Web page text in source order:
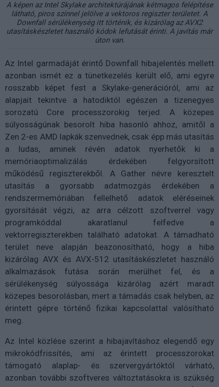
A képen az Intel Skylake architektúrájának kétmagos felépítése
látható, piros színnel jelölve a vektoros regiszter területet. A
Downfall sérülékenység itt történik, és kizárólag az AVX2
utasításkészletet használó kódok lefutását érinti. A javítás már
úton van.
Az Intel garmadáját érintő Downfall hibajelentés mellett
azonban ismét ez a tünetkezelés került elő, ami egyre
rosszabb képet fest a Skylake-generációról, ami az
alapjait tekintve a hatodiktól egészen a tizenegyes
sorozatú Core processzorokig terjed. A közepes
súlyosságúnak besorolt hiba hasonló ahhoz, amitől a
Zen 2-es AMD lapkák szenvednek, csak épp más utasítás
a ludas, aminek révén adatok nyerhetők ki a
memóriaoptimalizálás érdekében felgyorsított
működésű regiszterekből. A Gather névre keresztelt
utasítás a gyorsabb adatmozgás érdekében a
rendszermemóriában fellelhető adatok eléréseinek
gyorsítását végzi, az arra célzott szoftverrel vagy
programkóddal akaratlanul felfedve a
vektorregiszterekben található adatokat. A támadható
terület neve alapján beazonosítható, hogy a hiba
kizárólag AVX és AVX-512 utasításkészletet használó
alkalmazások futása során merülhet fel, és a
sérülékenység súlyossága kizárólag azért maradt
közepes besorolásban, mert a támadás csak helyben, az
érintett gépre történő fizikai kapcsolattal valósítható
meg.
Az Intel közlése szerint a hibajavításhoz elegendő egy
mikrokódfrissítés, ami az érintett processzorokat
támogató alaplap- és szervergyártóktól várható,
azonban további szoftveres változtatásokra is szükség